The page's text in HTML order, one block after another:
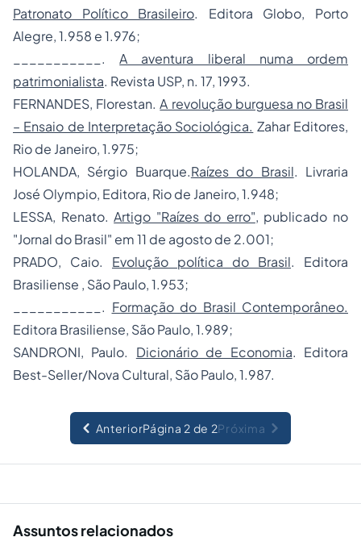
Patronato Político Brasileiro. Editora Globo, Porto
Alegre, 1.958 e 1.976;
___________.A aventura liberal numa ordem
patrimonialista. Revista USP, n. 17, 1993.
FERNANDES, Florestan.A revolução burguesa no Brasil
– Ensaio de Interpretação Sociológica. Zahar Editores,
Rio de Janeiro, 1.975;
HOLANDA, Sérgio Buarque.Raízes do Brasil. Livraria
José Olympio, Editora, Rio de Janeiro, 1.948;
LESSA, Renato.Artigo "Raízes do erro", publicado no
"Jornal do Brasil" em 11 de agosto de 2.001;
PRADO, Caio. Evolução política do Brasil. Editora
Brasiliense , São Paulo, 1.953;
___________. Formação do Brasil Contemporâneo.
Editora Brasiliense, São Paulo, 1.989;
SANDRONI, Paulo. Dicionário de Economia. Editora
Best-Seller/Nova Cultural, São Paulo, 1.987.
AnteriorPágina 2 de 2Próxima
Assuntos relacionados